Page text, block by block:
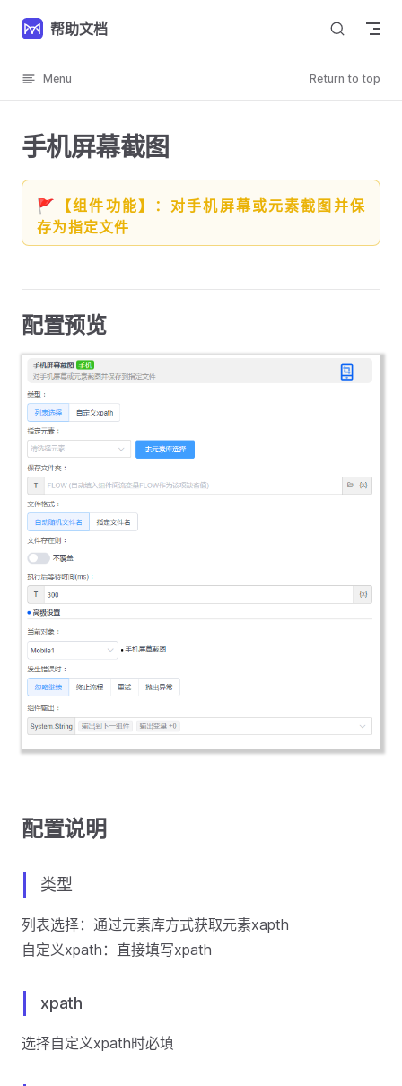
Skip to content
帮助文档
Menu Return to top
手机屏幕截图
🚩【组件功能】：对手机屏幕或元素截图并保
存为指定文件
配置预览
配置说明
类型
列表选择：通过元素库方式获取元素xapth
自定义xpath：直接填写xpath
xpath
选择自定义xpath时必填